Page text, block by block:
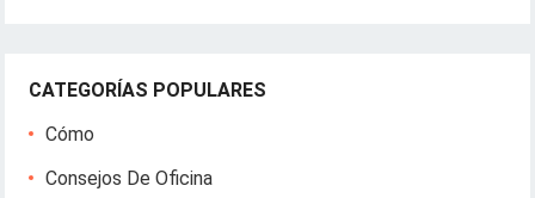
CATEGORÍAS POPULARES
Cómo
Consejos De Oficina